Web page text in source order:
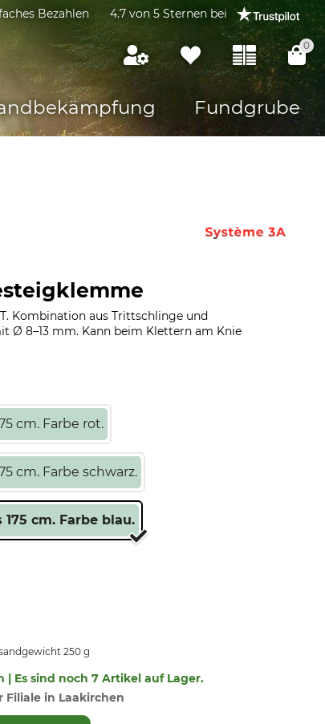
Bezahlen 4.7 von 5 Sternen bei
0
Fundgrube
Kombination aus Trittschlinge und
Ø 8–13 mm. Kann beim Klettern am Knie
cm. Farbe rot.
cm. Farbe schwarz.
cm. Farbe blau.
250 g
| Es sind noch 7 Artikel auf Lager.
Filiale in Laakirchen